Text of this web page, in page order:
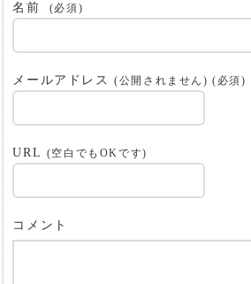
名前 (必須)
メールアドレス(公開されません) (必須)
URL (空白でもOKです)
コメント